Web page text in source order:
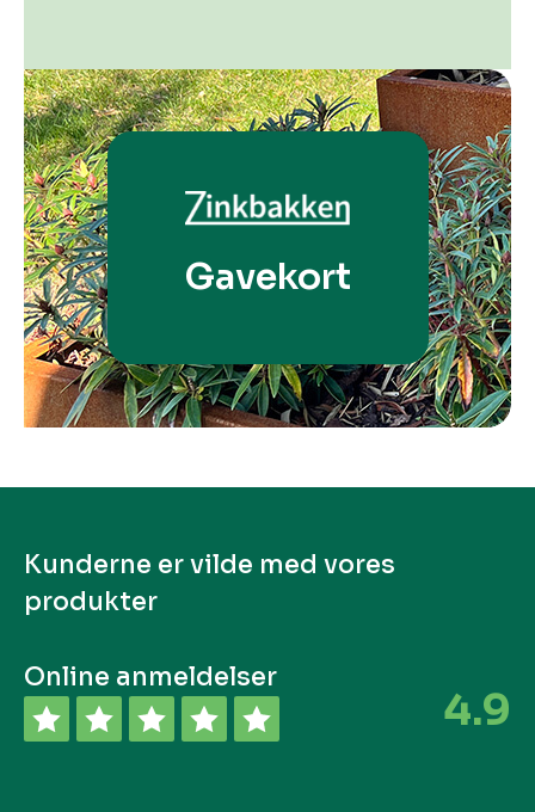
Gavekort
Kunderne er vilde med vores
produkter
Online anmeldelser
4.9